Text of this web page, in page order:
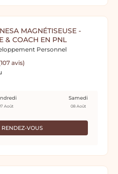
MAGNÉTISEUSE -
& COACH EN PNL
Personnel
avis)
RENDEZ-VOUS
Août
Samedi
08 Août